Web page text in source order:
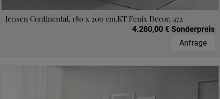
Jensen Continental, 180 x 200 cm,KT Fenix Decor, 472
4.280,00 € Sonderpreis
Anfrage